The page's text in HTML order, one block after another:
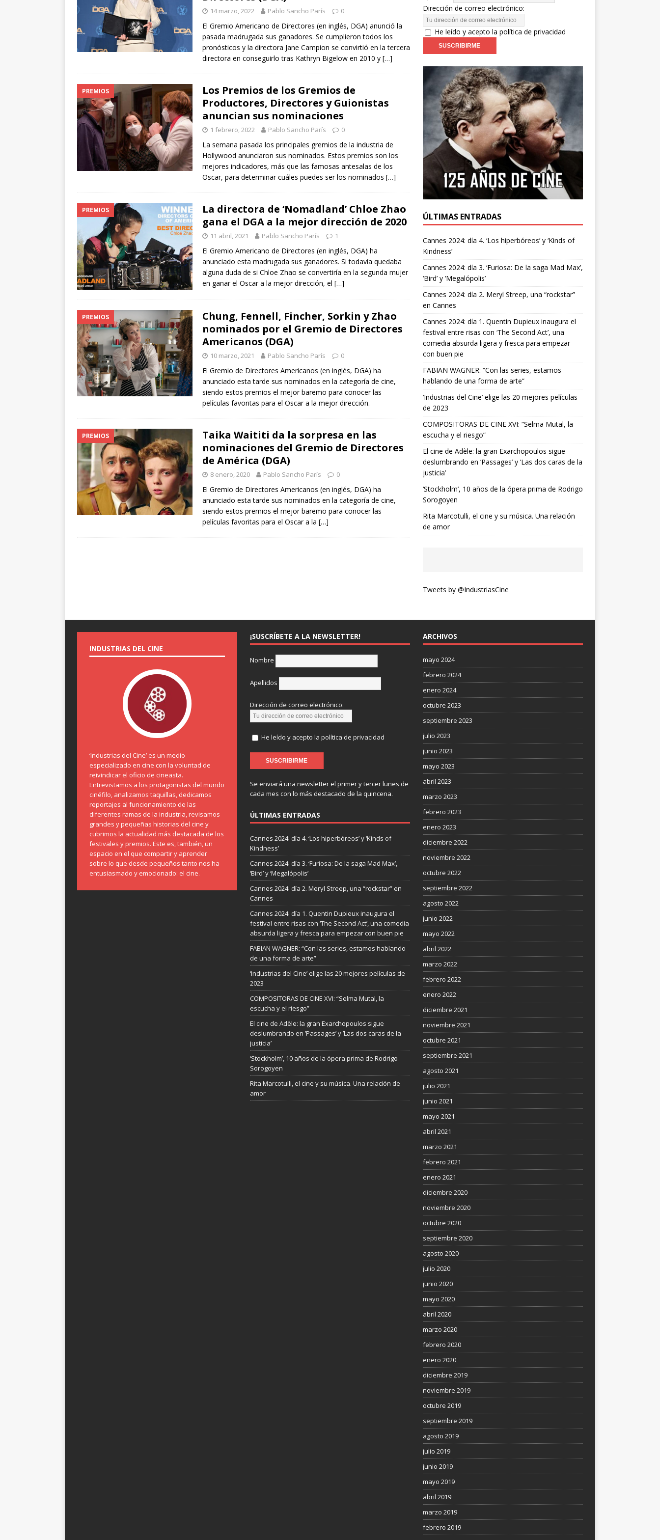
arte”
ENTREVISTAS
[ 18 mayo, 2024 ]
Cannes 2024: día 4. ‘Los hiperbóreos’ y ‘Kinds of Kindness’ FESTIVALES
14 marzo, 2022 Pablo Sancho París 0
El Gremio Americano de Directores (en inglés, DGA) anunció la
pasada madrugada sus ganadores. Se cumplieron todos los
pronósticos y la directora Jane Campion se convirtió en la tercera
directora en conseguirlo tras Kathryn Bigelow en 2010 y […]
PREMIOS
Los Premios de los Gremios de
Productores, Directores y Guionistas
anuncian sus nominaciones
1 febrero, 2022 Pablo Sancho París 0
La semana pasada los principales gremios de la industria de
Hollywood anunciaron sus nominados. Estos premios son los
mejores indicadores, más que las famosas antesalas de los
Oscar, para determinar cuáles puedes ser los nominados […]
PREMIOS
La directora de ‘Nomadland’ Chloe Zhao
gana el DGA a la mejor dirección de 2020
11 abril, 2021 Pablo Sancho París 1
El Gremio Americano de Directores (en inglés, DGA) ha
anunciado esta madrugada sus ganadores. Si todavía quedaba
alguna duda de si Chloe Zhao se convertiría en la segunda mujer
en ganar el Oscar a la mejor dirección, el […]
PREMIOS
Chung, Fennell, Fincher, Sorkin y Zhao
nominados por el Gremio de Directores
Americanos (DGA)
10 marzo, 2021 Pablo Sancho París 0
El Gremio de Directores Americanos (en inglés, DGA) ha
anunciado esta tarde sus nominados en la categoría de cine,
siendo estos premios el mejor baremo para conocer las
películas favoritas para el Oscar a la mejor dirección.
PREMIOS
Taika Waititi da la sorpresa en las
nominaciones del Gremio de Directores
de América (DGA)
8 enero, 2020 Pablo Sancho París 0
El Gremio de Directores Americanos (en inglés, DGA) ha
anunciado esta tarde sus nominados en la categoría de cine,
siendo estos premios el mejor baremo para conocer las
películas favoritas para el Oscar a la […]
Dirección de correo electrónico:
He leído y acepto la política de privacidad
ÚLTIMAS ENTRADAS
Cannes 2024: día 4. ‘Los hiperbóreos’ y ‘Kinds of
Kindness’
Cannes 2024: día 3. ‘Furiosa: De la saga Mad Max’,
‘Bird’ y ‘Megalópolis’
Cannes 2024: día 2. Meryl Streep, una “rockstar”
en Cannes
Cannes 2024: día 1. Quentin Dupieux inaugura el
festival entre risas con ‘The Second Act’, una
comedia absurda ligera y fresca para empezar
con buen pie
FABIAN WAGNER: “Con las series, estamos
hablando de una forma de arte”
‘Industrias del Cine’ elige las 20 mejores películas
de 2023
COMPOSITORAS DE CINE XVI: “Selma Mutal, la
escucha y el riesgo”
El cine de Adèle: la gran Exarchopoulos sigue
deslumbrando en ’Passages’ y ’Las dos caras de la
justicia’
‘Stockholm’, 10 años de la ópera prima de Rodrigo
Sorogoyen
Rita Marcotulli, el cine y su música. Una relación
de amor
Tweets by @IndustriasCine
INDUSTRIAS DEL CINE
‘Industrias del Cine’ es un medio
especializado en cine con la voluntad de
reivindicar el oficio de cineasta.
Entrevistamos a los protagonistas del mundo
cinéfilo, analizamos taquillas, dedicamos
reportajes al funcionamiento de las
diferentes ramas de la industria, revisamos
grandes y pequeñas historias del cine y
cubrimos la actualidad más destacada de los
festivales y premios. Este es, también, un
espacio en el que compartir y aprender
sobre lo que desde pequeños tanto nos ha
entusiasmado y emocionado: el cine.
¡SUSCRÍBETE A LA NEWSLETTER!
Nombre
Apellidos
Dirección de correo electrónico:
He leído y acepto la política de privacidad
Se enviará una newsletter el primer y tercer lunes de
cada mes con lo más destacado de la quincena.
ÚLTIMAS ENTRADAS
Cannes 2024: día 4. ‘Los hiperbóreos’ y ‘Kinds of
Kindness’
Cannes 2024: día 3. ‘Furiosa: De la saga Mad Max’,
‘Bird’ y ‘Megalópolis’
Cannes 2024: día 2. Meryl Streep, una “rockstar” en
Cannes
Cannes 2024: día 1. Quentin Dupieux inaugura el
festival entre risas con ‘The Second Act’, una comedia
absurda ligera y fresca para empezar con buen pie
FABIAN WAGNER: “Con las series, estamos hablando
de una forma de arte”
‘Industrias del Cine’ elige las 20 mejores películas de
2023
COMPOSITORAS DE CINE XVI: “Selma Mutal, la
escucha y el riesgo”
El cine de Adèle: la gran Exarchopoulos sigue
deslumbrando en ’Passages’ y ’Las dos caras de la
justicia’
‘Stockholm’, 10 años de la ópera prima de Rodrigo
Sorogoyen
Rita Marcotulli, el cine y su música. Una relación de
amor
ARCHIVOS
mayo 2024
febrero 2024
enero 2024
octubre 2023
septiembre 2023
julio 2023
junio 2023
mayo 2023
abril 2023
marzo 2023
febrero 2023
enero 2023
diciembre 2022
noviembre 2022
octubre 2022
septiembre 2022
agosto 2022
junio 2022
mayo 2022
abril 2022
marzo 2022
febrero 2022
enero 2022
diciembre 2021
noviembre 2021
octubre 2021
septiembre 2021
agosto 2021
julio 2021
junio 2021
mayo 2021
abril 2021
marzo 2021
febrero 2021
enero 2021
diciembre 2020
noviembre 2020
octubre 2020
septiembre 2020
agosto 2020
julio 2020
junio 2020
mayo 2020
abril 2020
marzo 2020
febrero 2020
enero 2020
diciembre 2019
noviembre 2019
octubre 2019
septiembre 2019
agosto 2019
julio 2019
junio 2019
mayo 2019
abril 2019
marzo 2019
febrero 2019